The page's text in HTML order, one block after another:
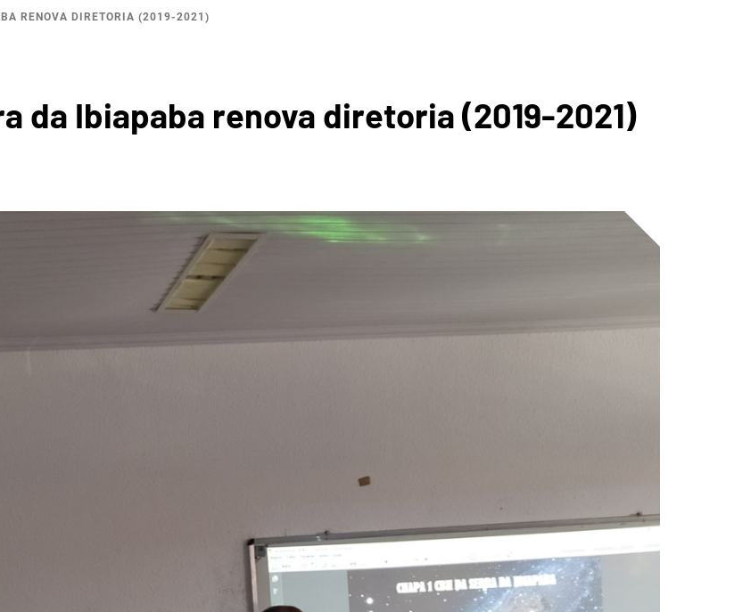
DA
IBIAPABA
RENOVA DIRETORIA (2019-2021)
da Ibiapaba renova diretoria (2019-2021)